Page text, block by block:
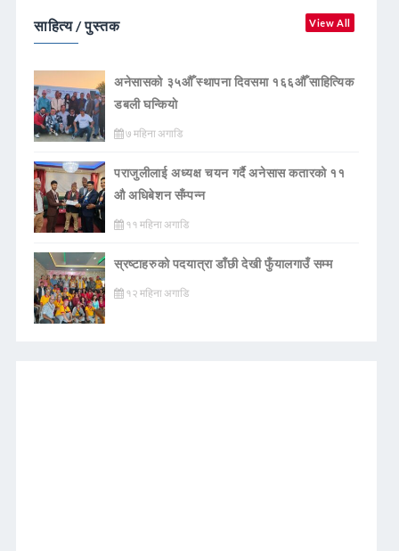
साहित्य / पुस्तक View All
अनेसासको ३५औँ स्थापना दिवसमा १६६औँ साहित्यिक
डबली घन्कियाे
७ महिना अगाडि
पराजुलीलाई अध्यक्ष चयन गर्दै अनेसास कतारको ११
औ अधिबेशन सँम्पन्न
११ महिना अगाडि
स्रष्टाहरुको पदयात्रा डाँछी देखी फुँयालगाउँ सम्म
१२ महिना अगाडि